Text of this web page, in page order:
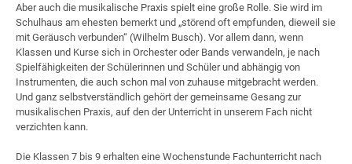
Aber auch die musikalische Praxis spielt eine große Rolle. Sie wird im
Schulhaus am ehesten bemerkt und „störend oft empfunden, dieweil sie
mit Geräusch verbunden“ (Wilhelm Busch). Vor allem dann, wenn
Klassen und Kurse sich in Orchester oder Bands verwandeln, je nach
Spielfähigkeiten der Schülerinnen und Schüler und abhängig von
Instrumenten, die auch schon mal von zuhause mitgebracht werden.
Und ganz selbstverständlich gehört der gemeinsame Gesang zur
musikalischen Praxis, auf den der Unterricht in unserem Fach nicht
verzichten kann.
Die Klassen 7 bis 9 erhalten eine Wochenstunde Fachunterricht nach